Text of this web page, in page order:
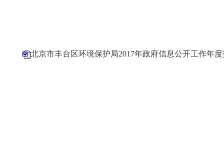
北京市丰台区环境保护局2017年政府信息公开工作年